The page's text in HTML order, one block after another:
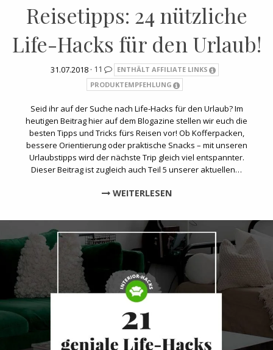
Reisetipps: 24 nützliche
Life-Hacks für den Urlaub!
31.07.2018 · 11
ENTHÄLT AFFILIATE LINKS
PRODUKTEMPFEHLUNG
Seid ihr auf der Suche nach Life-Hacks für den Urlaub? Im
heutigen Beitrag hier auf dem Blogazine stellen wir euch die
besten Tipps und Tricks fürs Reisen vor! Ob Kofferpacken,
bessere Orientierung oder praktische Snacks – mit unseren
Urlaubstipps wird der nächste Trip gleich viel entspannter.
Dieser Beitrag ist zugleich auch Teil 5 unserer aktuellen…
WEITERLESEN